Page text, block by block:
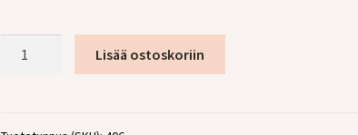
Lisää ostoskoriin